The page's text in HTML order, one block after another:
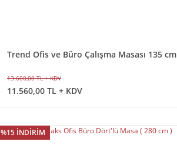
Trend Ofis ve Büro Çalışma Masası 135 cm
13.600,00 TL + KDV
11.560,00 TL + KDV
%15 İNDİRİM